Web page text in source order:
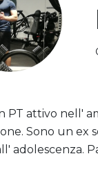
PT attivo nell'
Sono un ex
adolescenza.